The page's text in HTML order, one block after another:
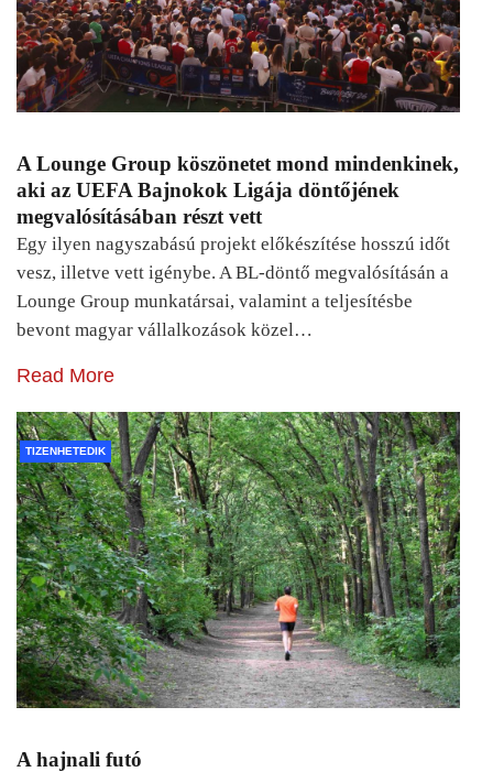
A Lounge Group köszönetet mond mindenkinek,
aki az UEFA Bajnokok Ligája döntőjének
megvalósításában részt vett
Egy ilyen nagyszabású projekt előkészítése hosszú időt
vesz, illetve vett igénybe. A BL-döntő megvalósításán a
Lounge Group munkatársai, valamint a teljesítésbe
bevont magyar vállalkozások közel…
Read More
TIZENHETEDIK
A hajnali futó